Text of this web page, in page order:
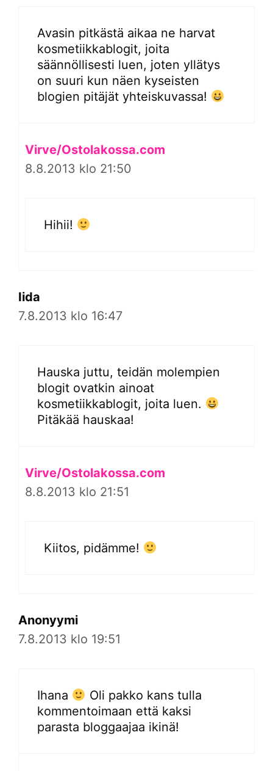
Avasin pitkästä aikaa ne harvat
kosmetiikkablogit, joita
säännöllisesti luen, joten yllätys
on suuri kun näen kyseisten
blogien pitäjät yhteiskuvassa!
Virve/Ostolakossa.com
8.8.2013 klo 21:50
Hihii!
Iida
7.8.2013 klo 16:47
Hauska juttu, teidän molempien
blogit ovatkin ainoat
kosmetiikkablogit, joita luen.
Pitäkää hauskaa!
Virve/Ostolakossa.com
8.8.2013 klo 21:51
Kiitos, pidämme!
Anonyymi
7.8.2013 klo 19:51
Ihana
Oli pakko kans tulla
kommentoimaan että kaksi
parasta bloggaajaa ikinä!